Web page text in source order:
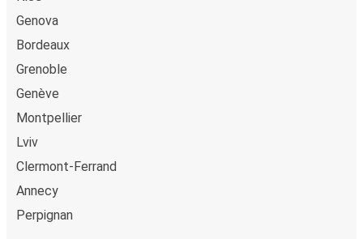
Genova
Bordeaux
Grenoble
Genève
Montpellier
Lviv
Clermont-Ferrand
Annecy
Perpignan